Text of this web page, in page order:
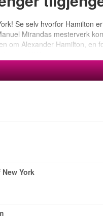
Se selv hvorfor Hamilton
Mirandas mesterverk
om Alexander Hamilton, en
York